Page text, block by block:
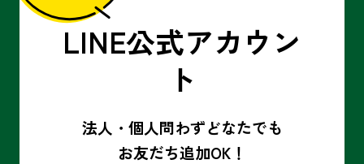
LINE公式アカウン
ト
法人・個人問わずどなたでも
お友だち追加OK！